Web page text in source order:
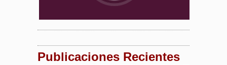
Publicaciones Recientes